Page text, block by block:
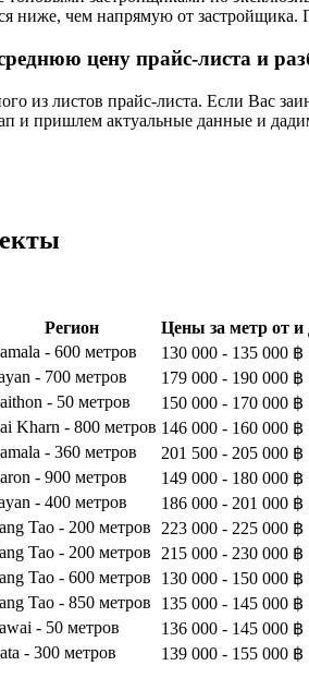
ниже, чем напрямую от застройщика.
цену прайс-листа и
из листов прайс-листа. Если Вас
и пришлем актуальные данные и
Регион Цены за метр от и
- 600 метров 130 000 - 135 000 ฿
- 700 метров 179 000 - 190 000 ฿
- 50 метров 150 000 - 170 000 ฿
Kharn - 800 метров 146 000 - 160 000 ฿
- 360 метров 201 500 - 205 000 ฿
- 900 метров 149 000 - 180 000 ฿
- 400 метров 186 000 - 201 000 ฿
Tao - 200 метров 223 000 - 225 000 ฿
Tao - 200 метров 215 000 - 230 000 ฿
Tao - 600 метров 130 000 - 150 000 ฿
Tao - 850 метров 135 000 - 145 000 ฿
- 50 метров 136 000 - 145 000 ฿
- 300 метров 139 000 - 155 000 ฿